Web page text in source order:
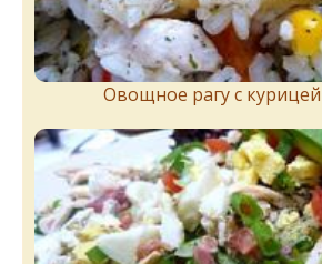
Овощное рагу с